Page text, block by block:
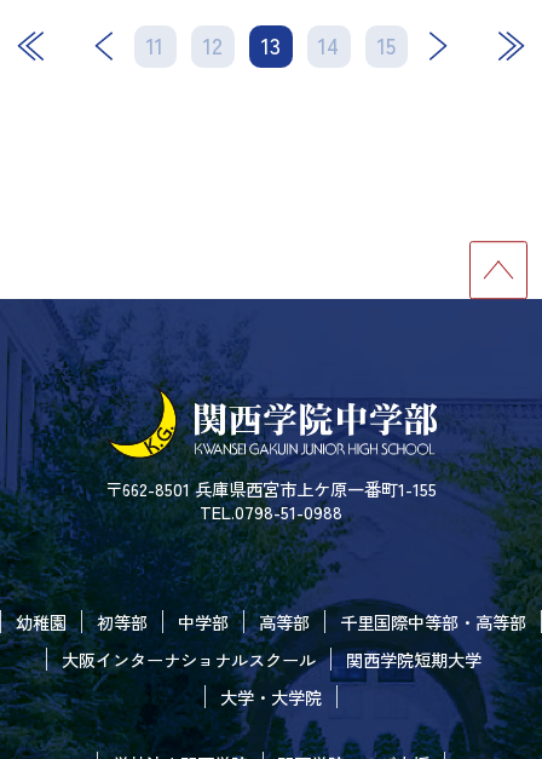
11 12 13 14 15
次 最後
〒662-8501 兵庫県西宮市上ケ原一番町1-155
TEL.0798-51-0988
幼稚園 初等部 中学部 高等部
千里国際中等部・高等部
大阪インターナショナルスクール
関西学院短期大学
大学・大学院